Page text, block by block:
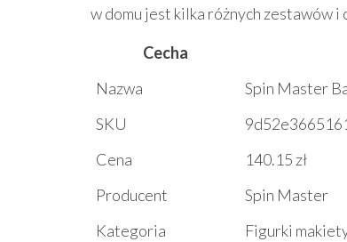
w domu jest kilka różnych zestawów i
Cecha
Nazwa
Spin Master
SKU
Cena
140.15 zł
Producent
Spin Master
Kategoria
Figurki